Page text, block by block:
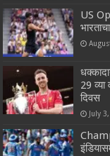
US
29
दिवस
July